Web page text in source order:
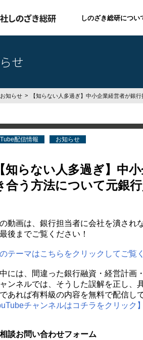
しのざき総研につい
せ
お知らせ 【知らない人多過ぎ】中小企業経営者が銀
配信情報 お知らせ
【知らない人多過ぎ】中
合う方法について元銀
動画は、銀行担当者に会社を潰され
後までご覧ください！
テーマはこちらをクリックしてご覧
には、間違った銀行融資・経営計画
ンネルでは、そうした誤解を正し、
あれば有料級の内容を無料で配信し
チャンネルはコチラをクリック】
談お問い合わせフォーム